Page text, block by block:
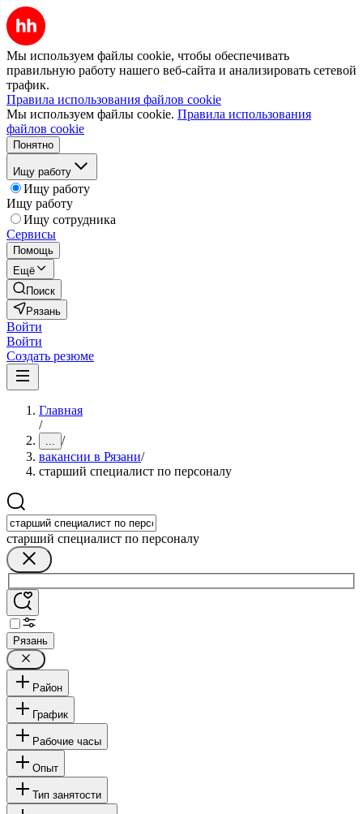
Мы используем файлы cookie, чтобы обеспечивать
правильную работу нашего веб-сайта и анализировать сетевой
трафик.
Правила использования файлов cookie
Мы используем файлы cookie. Правила использования
файлов cookie
Понятно
Ищу работу
Ищу работу
Ищу работу
Ищу сотрудника
Сервисы
Помощь
Ещё
Поиск
Рязань
Войти
Войти
Создать резюме
Главная
/
... /
вакансии в Рязани/
старший специалист по персоналу
старший специалист по персоналу
Рязань
Район
График
Рабочие часы
Опыт
Тип занятости